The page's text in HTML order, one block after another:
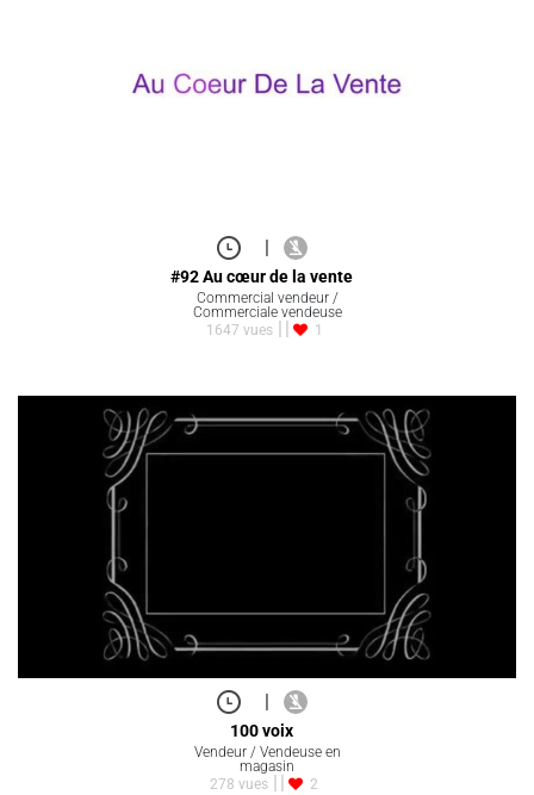
|
#92 Au cœur de la vente
Commercial vendeur /
Commerciale vendeuse
1647 vues
1
|
100 voix
Vendeur / Vendeuse en
magasin
278 vues
2